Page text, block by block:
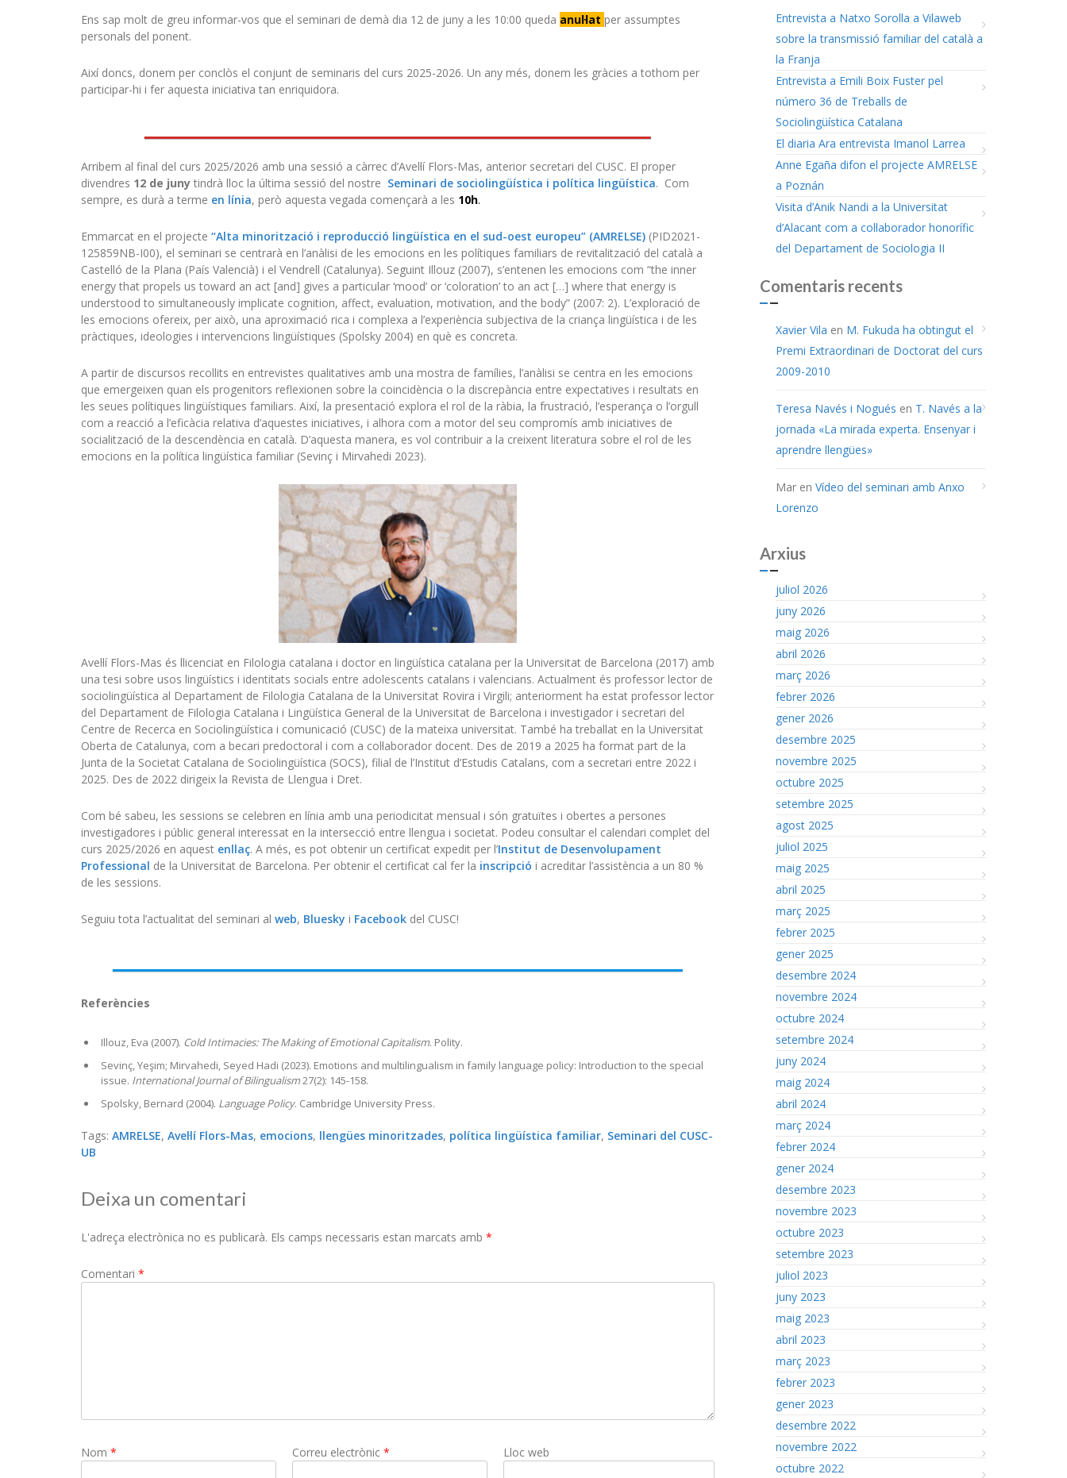
Ens sap molt de greu informar-vos que el seminari de demà dia 12 de juny a les 10:00 queda anul·lat per assumptes
personals del ponent.
Així doncs, donem per conclòs el conjunt de seminaris del curs 2025-2026. Un any més, donem les gràcies a tothom per
participar-hi i fer aquesta iniciativa tan enriquidora.
Arribem al final del curs 2025/2026 amb una sessió a càrrec d’Avel·lí Flors-Mas, anterior secretari del CUSC. El proper
divendres 12 de juny tindrà lloc la última sessió del nostre Seminari de sociolingüística i política lingüística. Com
sempre, es durà a terme en línia, però aquesta vegada començarà a les 10h.
Emmarcat en el projecte “Alta minorització i reproducció lingüística en el sud-oest europeu” (AMRELSE) (PID2021-
125859NB-I00), el seminari se centrarà en l’anàlisi de les emocions en les polítiques familiars de revitalització del català a
Castelló de la Plana (País Valencià) i el Vendrell (Catalunya). Seguint Illouz (2007), s’entenen les emocions com “the inner
energy that propels us toward an act [and] gives a particular ‘mood’ or ‘coloration’ to an act […] where that energy is
understood to simultaneously implicate cognition, affect, evaluation, motivation, and the body” (2007: 2). L’exploració de
les emocions ofereix, per això, una aproximació rica i complexa a l’experiència subjectiva de la criança lingüística i de les
pràctiques, ideologies i intervencions lingüístiques (Spolsky 2004) en què es concreta.
A partir de discursos recollits en entrevistes qualitatives amb una mostra de famílies, l’anàlisi se centra en les emocions
que emergeixen quan els progenitors reflexionen sobre la coincidència o la discrepància entre expectatives i resultats en
les seues polítiques lingüístiques familiars. Així, la presentació explora el rol de la ràbia, la frustració, l’esperança o l’orgull
com a reacció a l’eficàcia relativa d’aquestes iniciatives, i alhora com a motor del seu compromís amb iniciatives de
socialització de la descendència en català. D’aquesta manera, es vol contribuir a la creixent literatura sobre el rol de les
emocions en la política lingüística familiar (Sevinç i Mirvahedi 2023).
Avel·lí Flors-Mas és llicenciat en Filologia catalana i doctor en lingüística catalana per la Universitat de Barcelona (2017) amb
una tesi sobre usos lingüístics i identitats socials entre adolescents catalans i valencians. Actualment és professor lector de
sociolingüística al Departament de Filologia Catalana de la Universitat Rovira i Virgili; anteriorment ha estat professor lector
del Departament de Filologia Catalana i Lingüística General de la Universitat de Barcelona i investigador i secretari del
Centre de Recerca en Sociolingüística i comunicació (CUSC) de la mateixa universitat. També ha treballat en la Universitat
Oberta de Catalunya, com a becari predoctoral i com a col·laborador docent. Des de 2019 a 2025 ha format part de la
Junta de la Societat Catalana de Sociolingüística (SOCS), filial de l’Institut d’Estudis Catalans, com a secretari entre 2022 i
2025. Des de 2022 dirigeix la Revista de Llengua i Dret.
Com bé sabeu, les sessions se celebren en línia amb una periodicitat mensual i són gratuïtes i obertes a persones
investigadores i públic general interessat en la intersecció entre llengua i societat. Podeu consultar el calendari complet del
curs 2025/2026 en aquest enllaç. A més, es pot obtenir un certificat expedit per l’Institut de Desenvolupament
Professional de la Universitat de Barcelona. Per obtenir el certificat cal fer la inscripció i acreditar l’assistència a un 80 %
de les sessions.
Seguiu tota l’actualitat del seminari al web, Bluesky i Facebook del CUSC!
Referències
Illouz, Eva (2007). Cold Intimacies: The Making of Emotional Capitalism. Polity.
Sevinç, Yeşim; Mirvahedi, Seyed Hadi (2023). Emotions and multilingualism in family language policy: Introduction to the special
issue. International Journal of Bilingualism27(2): 145-158.
Spolsky, Bernard (2004). Language Policy. Cambridge University Press.
Tags: AMRELSE, Avel·lí Flors-Mas, emocions, llengües minoritzades, política lingüística familiar, Seminari del CUSC-
UB
Deixa un comentari
L'adreça electrònica no es publicarà. Els camps necessaris estan marcats amb *
Comentari *
Nom * Correu electrònic * Lloc web
Entrevista a Natxo Sorolla a Vilaweb
sobre la transmissió familiar del català a
la Franja
Entrevista a Emili Boix Fuster pel
número 36 de Treballs de
Sociolingüística Catalana
El diaria Ara entrevista Imanol Larrea
Anne Egaña difon el projecte AMRELSE
a Poznán
Visita d’Anik Nandi a la Universitat
d’Alacant com a col·laborador honorífic
del Departament de Sociologia II
Comentaris recents
Xavier Vila en M. Fukuda ha obtingut el
Premi Extraordinari de Doctorat del curs
2009-2010
Teresa Navés i Nogués en T. Navés a la
jornada «La mirada experta. Ensenyar i
aprendre llengües»
Mar en Vídeo del seminari amb Anxo
Lorenzo
Arxius
juliol 2026
juny 2026
maig 2026
abril 2026
març 2026
febrer 2026
gener 2026
desembre 2025
novembre 2025
octubre 2025
setembre 2025
agost 2025
juliol 2025
maig 2025
abril 2025
març 2025
febrer 2025
gener 2025
desembre 2024
novembre 2024
octubre 2024
setembre 2024
juny 2024
maig 2024
abril 2024
març 2024
febrer 2024
gener 2024
desembre 2023
novembre 2023
octubre 2023
setembre 2023
juliol 2023
juny 2023
maig 2023
abril 2023
març 2023
febrer 2023
gener 2023
desembre 2022
novembre 2022
octubre 2022